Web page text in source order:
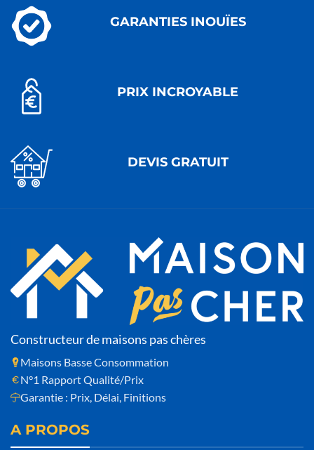
GARANTIES INOUÏES
PRIX INCROYABLE
DEVIS GRATUIT
Constructeur de maisons pas chères
Maisons Basse Consommation
N°1 Rapport Qualité/Prix
Garantie : Prix, Délai, Finitions
A PROPOS